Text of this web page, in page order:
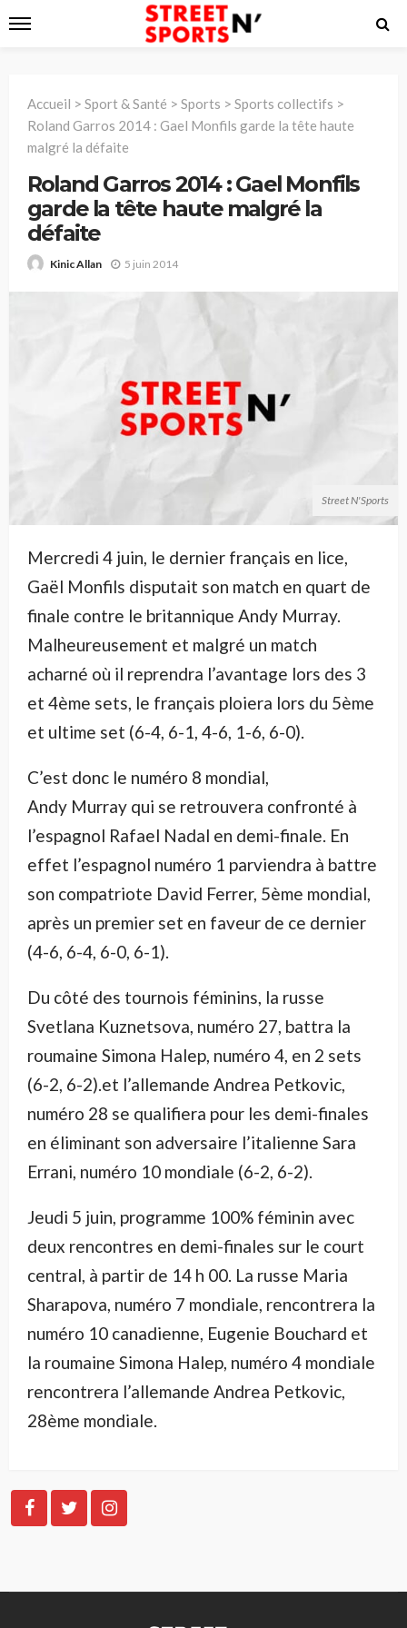
Accueil > Sport & Santé > Sports > Sports collectifs >
Roland Garros 2014 : Gael Monfils garde la tête haute
malgré la défaite
Roland Garros 2014 : Gael Monfils
garde la tête haute malgré la
défaite
Kinic Allan 5 juin 2014
Street N'Sports
Mercredi 4 juin, le dernier français en lice,
Gaël Monfils disputait son match en quart de
finale contre le britannique Andy Murray.
Malheureusement et malgré un match
acharné où il reprendra l’avantage lors des 3
et 4ème sets, le français ploiera lors du 5ème
et ultime set (6-4, 6-1, 4-6, 1-6, 6-0).
C’est donc le numéro 8 mondial,
Andy Murray qui se retrouvera confronté à
l’espagnol Rafael Nadal en demi-finale. En
effet l’espagnol numéro 1 parviendra à battre
son compatriote David Ferrer, 5ème mondial,
après un premier set en faveur de ce dernier
(4-6, 6-4, 6-0, 6-1).
Du côté des tournois féminins, la russe
Svetlana Kuznetsova, numéro 27, battra la
roumaine Simona Halep, numéro 4, en 2 sets
(6-2, 6-2).et l’allemande Andrea Petkovic,
numéro 28 se qualifiera pour les demi-finales
en éliminant son adversaire l’italienne Sara
Errani, numéro 10 mondiale (6-2, 6-2).
Jeudi 5 juin, programme 100% féminin avec
deux rencontres en demi-finales sur le court
central, à partir de 14 h 00. La russe Maria
Sharapova, numéro 7 mondiale, rencontrera la
numéro 10 canadienne, Eugenie Bouchard et
la roumaine Simona Halep, numéro 4 mondiale
rencontrera l’allemande Andrea Petkovic,
28ème mondiale.